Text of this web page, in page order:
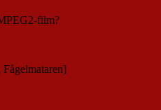
film?